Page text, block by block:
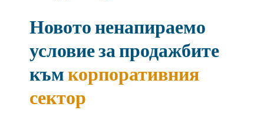
Новото ненапираемо
условие за продажбите
къмкорпоративния
сектор